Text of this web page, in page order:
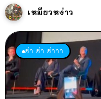
เหมียวหง่าว
ฮ่า ฮ่า ฮ่าาา